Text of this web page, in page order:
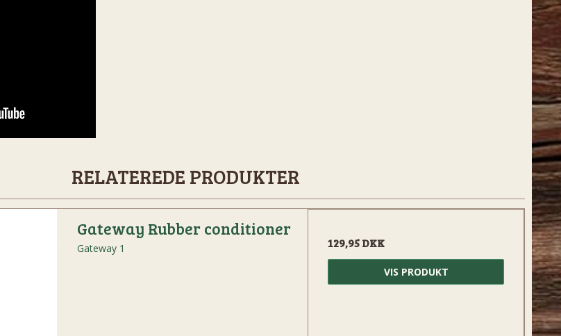
RELATEREDE PRODUKTER
Gateway Rubber conditioner
Gateway 1 129,95 DKK
VIS PRODUKT